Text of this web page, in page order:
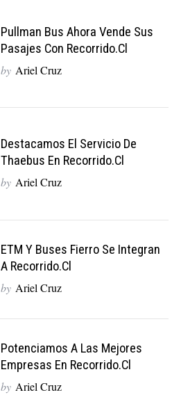
Pullman Bus Ahora Vende Sus
Pasajes Con Recorrido.cl
by Ariel Cruz
Destacamos El Servicio De
Thaebus En Recorrido.cl
by Ariel Cruz
ETM Y Buses Fierro Se Integran
A Recorrido.cl
by Ariel Cruz
Potenciamos A Las Mejores
Empresas En Recorrido.cl
by Ariel Cruz